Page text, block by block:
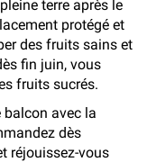
terre après le
protégé et
des fruits sains et
fin juin, vous
fruits sucrés.
avec la
dès
réjouissez-vous